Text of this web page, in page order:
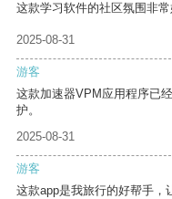
这款学习软件的社区氛围非
2025-08-31
游客
这款加速器VPM应用程序已
护。
2025-08-31
游客
这款app是我旅行的好帮手，